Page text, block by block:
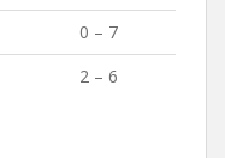
0 – 7
2 – 6